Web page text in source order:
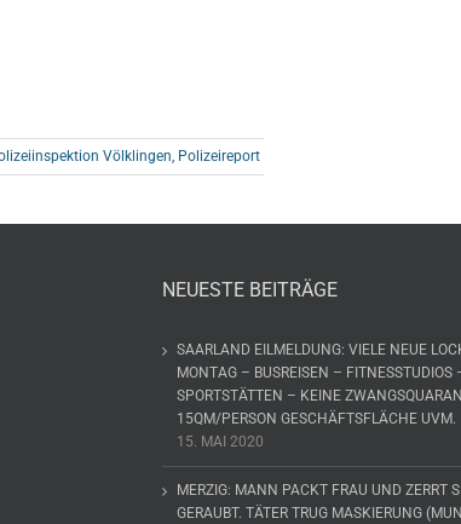
Völklingen Polizeireport
NEUESTE BEITRÄGE
SAARLAND EILMELDUNG: VIELE NEUE
MONTAG – BUSREISEN –
SPORTSTÄTTEN – KEINE
15QM/PERSON GESCHÄFTSFLÄCHE UVM.
15. MAI 2020
MERZIG: MANN PACKT FRAU UND ZERRT
GERAUBT. TÄTER TRUG MASKIERUNG